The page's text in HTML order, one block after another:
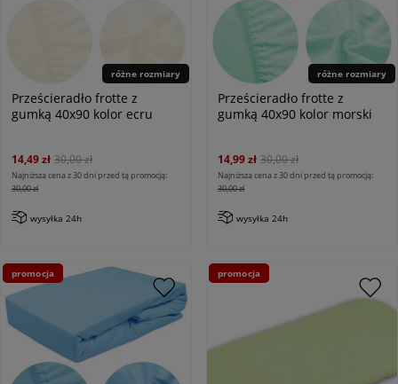
różne rozmiary
Prześcieradło frotte z
gumką 40x90 kolor ecru
14,49 zł 30,00 zł
Najniższa cena z 30 dni przed tą promocją:
30,00 zł
wysyłka 24h
różne rozmiary
Prześcieradło frotte z
gumką 40x90 kolor morski
14,99 zł 30,00 zł
Najniższa cena z 30 dni przed tą promocją:
30,00 zł
wysyłka 24h
promocja promocja